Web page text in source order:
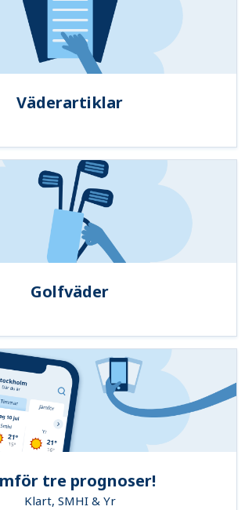
Väderartiklar
Golfväder
tre prognoser!
Klart, SMHI & Yr